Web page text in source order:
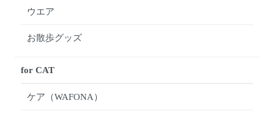
ウエア
お散歩グッズ
for CAT
ケア（WAFONA）